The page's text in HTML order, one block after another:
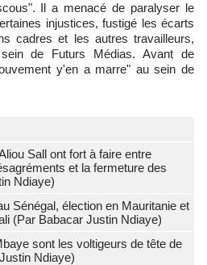
Il a menacé de paralyser le
injustices, fustigé les écarts
cadres et les autres travailleurs,
de Futurs Médias. Avant de
y'en a marre" au sein de
Sall ont fort à faire entre
et la fermeture des
Ndiaye)
Sénégal, élection en Mauritanie et
(Par Babacar Justin Ndiaye)
sont les voltigeurs de tête de
Ndiaye)